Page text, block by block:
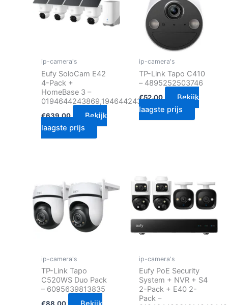
ip-camera's
Eufy SoloCam E42
4-Pack +
HomeBase 3 –
0194644243869,194644243869
€639.00
Bekijk
laagste prijs
ip-camera's
TP-Link Tapo C410
– 4895252503746
€52.00
Bekijk
laagste prijs
ip-camera's
TP-Link Tapo
C520WS Duo Pack
– 6095639813835
ip-camera's
Eufy PoE Security
System + NVR + S4
2-Pack + E40 2-
Pack –